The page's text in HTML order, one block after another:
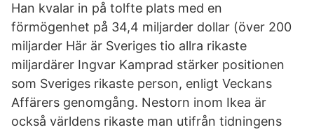
Han kvalar in på tolfte plats med en
förmögenhet på 34,4 miljarder dollar (över 200
miljarder Här är Sveriges tio allra rikaste
miljardärer Ingvar Kamprad stärker positionen
som Sveriges rikaste person, enligt Veckans
Affärers genomgång. Nestorn inom Ikea är
också världens rikaste man utifrån tidningens